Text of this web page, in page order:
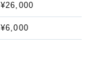
¥26,000
¥6,000